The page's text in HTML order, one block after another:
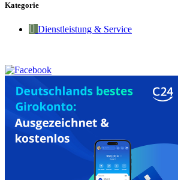
Kategorie
Dienstleistung & Service